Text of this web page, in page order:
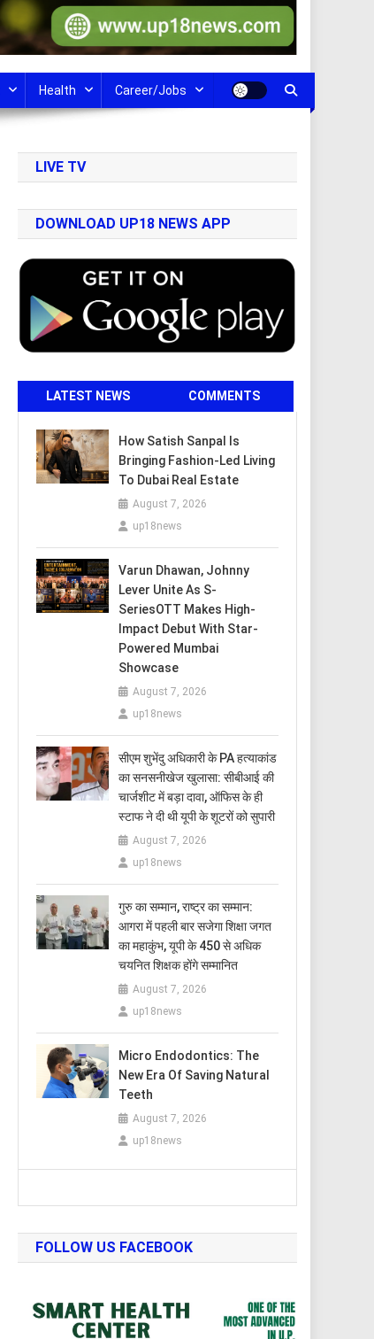
Health Career/Jobs
LIVE TV
DOWNLOAD UP18 NEWS APP
LATEST NEWS COMMENTS
How Satish Sanpal Is
Bringing Fashion-Led Living
To Dubai Real Estate
August 7, 2026
up18news
Varun Dhawan, Johnny
Lever Unite As S-
SeriesOTT Makes High-
Impact Debut With Star-
Powered Mumbai
Showcase
August 7, 2026
up18news
सीएम शुभेंदु अधिकारी के PA हत्याकांड
का सनसनीखेज खुलासा: सीबीआई की
चार्जशीट में बड़ा दावा, ऑफिस के ही
स्टाफ ने दी थी यूपी के शूटरों को सुपारी
August 7, 2026
up18news
​गुरु का सम्मान, राष्ट्र का सम्मान:
आगरा में पहली बार सजेगा शिक्षा जगत
का महाकुंभ, यूपी के 450 से अधिक
चयनित शिक्षक होंगे सम्मानित
August 7, 2026
up18news
Micro Endodontics: The
New Era Of Saving Natural
Teeth
August 7, 2026
up18news
FOLLOW US FACEBOOK